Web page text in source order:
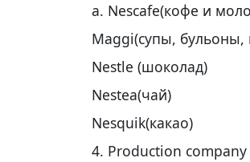
a. Nescafe(кофе и
Maggi(супы,
Nestle (шоколад)
Nestea(чай)
Nesquik(какао)
4. Production company